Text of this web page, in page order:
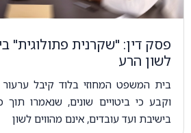
פסק דין: "שקרנית פתולוגית"
לשון הרע
בית המשפט המחוזי בלוד קיבל
וקבע כי ביטויים שונים, שנאמרו
בישיבת ועד עובדים, אינם מהווים לשון